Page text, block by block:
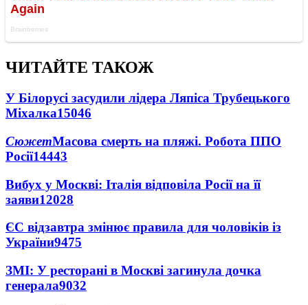
ЧИТАЙТЕ ТАКОЖ
У Білорусі засудили лідера Ляпіса Трубецького
Міхалка15046
СюжетМасова смерть на пляжі. Робота ППО
Росії14443
Вибух у Москві: Італія відповіла Росії на її
заяви12028
ЄС відзавтра змінює правила для чоловіків із
України9475
ЗМІ: У ресторані в Москві загинула дочка
генерала9032